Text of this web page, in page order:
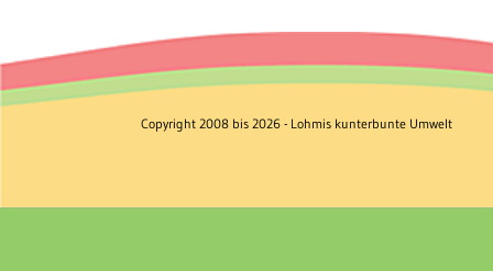
Copyright 2008 bis 2026 - Lohmis kunterbunte Umwelt